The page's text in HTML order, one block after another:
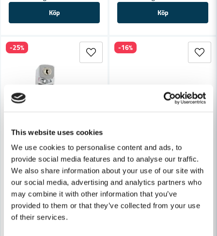
This website uses cookies
We use cookies to personalise content and ads, to
provide social media features and to analyse our traffic.
We also share information about your use of our site with
our social media, advertising and analytics partners who
may combine it with other information that you’ve
provided to them or that they’ve collected from your use
of their services.
Köp Köp
HABO
Habo Fönsterhandtag 2164 Höger Krom SB
-25%
HABO
Habo Fönsterhandtag
-16%